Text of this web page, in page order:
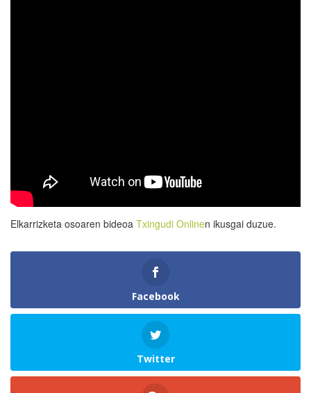
Elkarrizketa osoaren bideoa Txingudi Onlinen ikusgai duzue.
Facebook
Twitter